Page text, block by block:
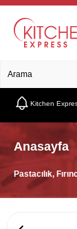
Kitchen
Anasayfa
Pastacılık,